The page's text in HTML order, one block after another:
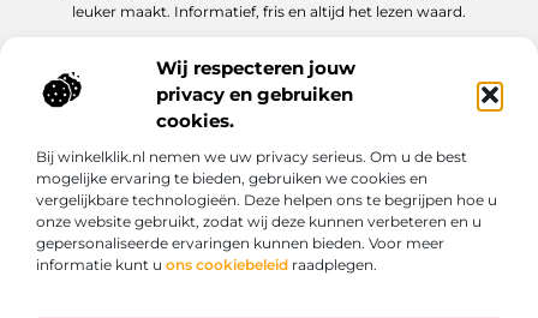
Wij respecteren jouw
privacy en gebruiken
cookies.
Bij winkelklik.nl nemen we uw privacy serieus. Om u de best
mogelijke ervaring te bieden, gebruiken we cookies en
vergelijkbare technologieën. Deze helpen ons te begrijpen hoe u
onze website gebruikt, zodat wij deze kunnen verbeteren en u
gepersonaliseerde ervaringen kunnen bieden. Voor meer
informatie kunt u ons cookiebeleid raadplegen.
leuker maakt. Informatief, fris en altijd het lezen waard.
Onze informatie
Bericht categorie